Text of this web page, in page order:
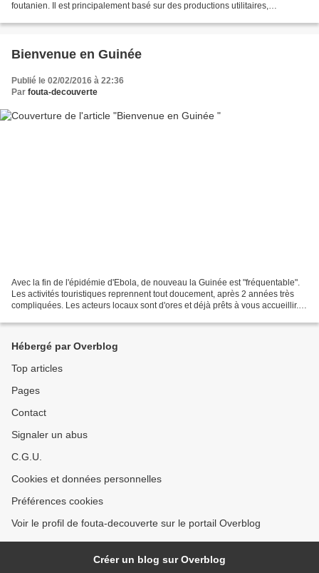
foutanien. Il est principalement basé sur des productions utilitaires,
Bienvenue en Guinée
Publié le 02/02/2016 à 22:36
Par fouta-decouverte
Avec la fin de l'épidémie d'Ebola, de nouveau la Guinée est "fréquentable".
Les activités touristiques reprennent tout doucement, après 2 années très
compliquées. Les acteurs locaux sont d'ores et déjà prêts à vous accueillir.
Hébergé par Overblog
Top articles
Pages
Contact
Signaler un abus
C.G.U.
Cookies et données personnelles
Préférences cookies
Voir le profil de fouta-decouverte sur le portail Overblog
Créer un blog sur Overblog